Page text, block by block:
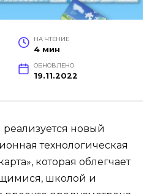
НА ЧТЕНИЕ
4 мин
ОБНОВЛЕНО
19.11.2022
новый
технологическая
которая облегчает
школой и